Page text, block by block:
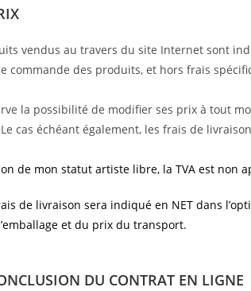
vendus au travers du site Internet sont
commande des produits, et hors frais
la possibilité de modifier ses prix à tout
cas échéant également, les frais de
de mon statut artiste libre, la TVA est non
de livraison sera indiqué en NET dans
et du prix du transport.
DU CONTRAT EN LIGNE